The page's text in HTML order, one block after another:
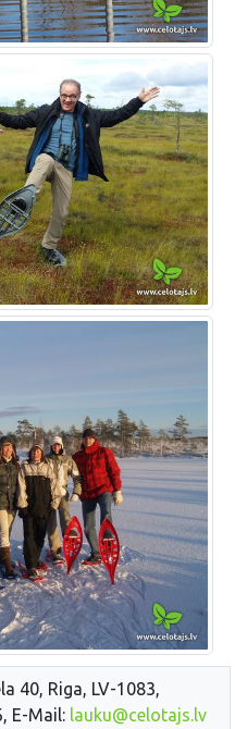
40, Riga, LV-1083,
E-Mail: lauku@celotajs.lv